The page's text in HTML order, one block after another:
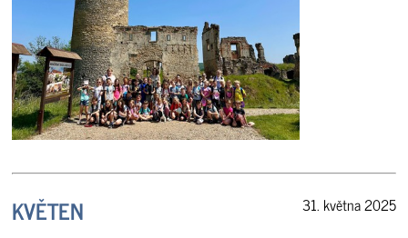
KVĚTEN 31. května 2025